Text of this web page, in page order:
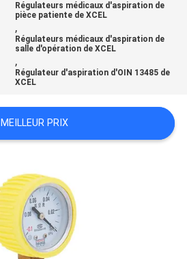
Régulateurs médicaux d'aspiration de
pièce patiente de XCEL
,
Régulateurs médicaux d'aspiration de
salle d'opération de XCEL
,
Régulateur d'aspiration d'OIN 13485 de
XCEL
MEILLEUR PRIX